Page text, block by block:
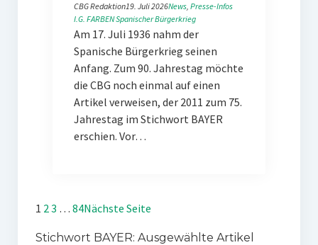
CBG Redaktion19. Juli 2026News, Presse-Infos
I.G. FARBENSpanischer Bürgerkrieg
Am 17. Juli 1936 nahm der
Spanische Bürgerkrieg seinen
Anfang. Zum 90. Jahrestag möchte
die CBG noch einmal auf einen
Artikel verweisen, der 2011 zum 75.
Jahrestag im Stichwort BAYER
erschien. Vor…
1 23 … 84Nächste Seite
Stichwort BAYER: Ausgewählte Artikel